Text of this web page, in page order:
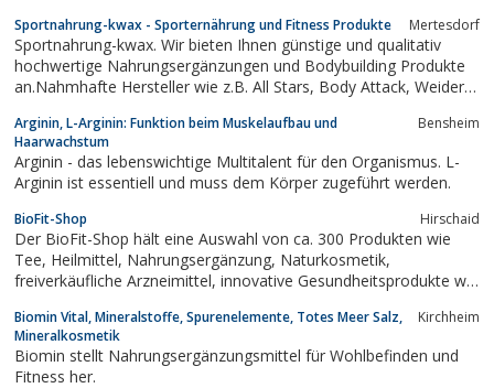
bei Produkten von Avent, Lakshmi, Primavera, Alva, Wellments,
Logona, Aries,...
Sportnahrung-kwax - Sporternährung und Fitness Produkte Mertesdorf
Sportnahrung-kwax. Wir bieten Ihnen günstige und qualitativ
hochwertige Nahrungsergänzungen und Bodybuilding Produkte
an.Nahmhafte Hersteller wie z.B. All Stars, Body Attack, Weider
den USA führen wir auch: Ultimate Nutrition und Optimum
Nutrition sind hier bekannte...
Arginin, L-Arginin: Funktion beim Muskelaufbau und
Haarwachstum
Bensheim
Arginin - das lebenswichtige Multitalent für den Organismus. L-
Arginin ist essentiell und muss dem Körper zugeführt werden.
BioFit-Shop Hirschaid
Der BioFit-Shop hält eine Auswahl von ca. 300 Produkten wie
Tee, Heilmittel, Nahrungsergänzung, Naturkosmetik,
freiverkäufliche Arzneimittel, innovative Gesundheitsprodukte wie
zertifiziert, die Inhaltsstoffe und Zutaten stammen aus
kontrolliertem Anbau.
Biomin Vital, Mineralstoffe, Spurenelemente, Totes Meer Salz,
Mineralkosmetik
Kirchheim
Biomin stellt Nahrungsergänzungsmittel für Wohlbefinden und
Fitness her.